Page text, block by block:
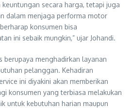
secara harga, tetapi juga
dalam menjaga performa motor
konsumen bisa
ini sebaik mungkin,” ujar Johandi.
berupaya menghadirkan layanan
pelanggan. Kehadiran
ini diyakini akan memberikan
konsumen yang terbiasa melakukan
untuk kebutuhan harian maupun